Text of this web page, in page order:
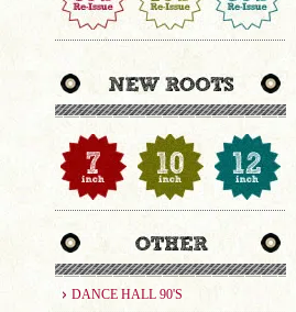
DANCE HALL 90'S